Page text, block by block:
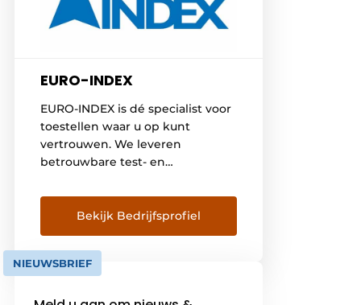
EURO-INDEX
EURO-INDEX is dé specialist voor
toestellen waar u op kunt
vertrouwen. We leveren
betrouwbare test- en
verwarmingstechniek,
lekdetectie, elektrotechniek,
koeltechniek en
installatiemateriaal. Ons
assortiment Onder ons eigen
Bekijk Bedrijfsprofiel
NIEUWSBRIEF